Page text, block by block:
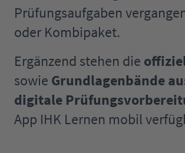
Prüfungsaufgaben
oder Kombipaket.
Ergänzend stehen die
sowie Grundlagenbände
digitale
App IHK Lernen mobil